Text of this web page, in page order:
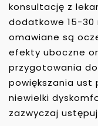
konsultację z
dodatkowe 15-
omawiane są
efekty uboczne
przygotowania
powiększania ust
niewielki
zazwyczaj